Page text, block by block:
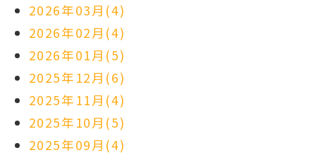
2026年03月(4)
2026年02月(4)
2026年01月(5)
2025年12月(6)
2025年11月(4)
2025年10月(5)
2025年09月(4)